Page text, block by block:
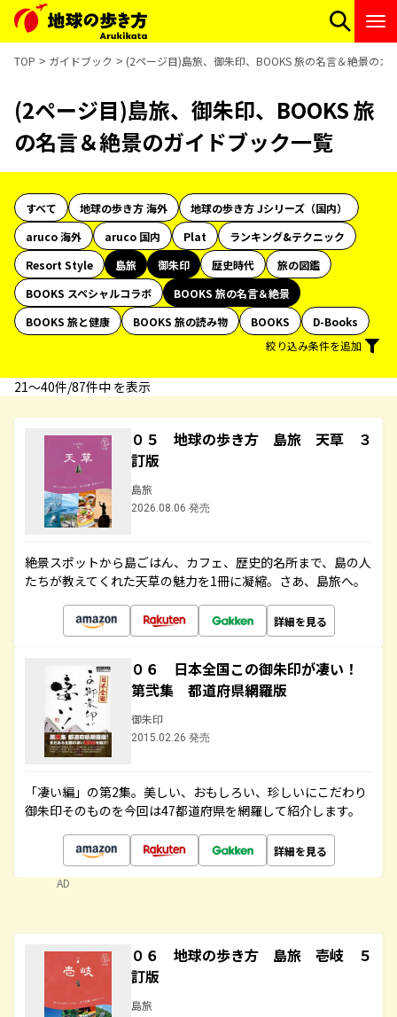
TOP ガイドブック (2ページ目)島旅、御朱印、BOOKS 旅の名言＆絶景のガ
(2ページ目)島旅、御朱印、BOOKS 旅
の名言＆絶景のガイドブック一覧
すべて 地球の歩き方 海外
地球の歩き方 Jシリーズ（国内）
aruco 海外
aruco 国内 Plat
ランキング&テクニック
Resort Style
島旅 御朱印 歴史時代
旅の図鑑
BOOKS スペシャルコラボ
BOOKS 旅の名言＆絶景
BOOKS 旅と健康
BOOKS 旅の読み物 BOOKS
D-Books
絞り込み条件を追加
21〜40件/87件中 を表示
０５ 地球の歩き方 島旅 天草 ３
訂版
島旅
2026.08.06 発売
絶景スポットから島ごはん、カフェ、歴史的名所まで、島の人
たちが教えてくれた天草の魅力を1冊に凝縮。さあ、島旅へ。
詳細を見る
０６ 日本全国この御朱印が凄い！
第弐集 都道府県網羅版
御朱印
2015.02.26 発売
「凄い編」の第2集。美しい、おもしろい、珍しいにこだわり
御朱印そのものを今回は47都道府県を網羅して紹介します。
詳細を見る
AD
０６ 地球の歩き方 島旅 壱岐 ５
訂版
島旅